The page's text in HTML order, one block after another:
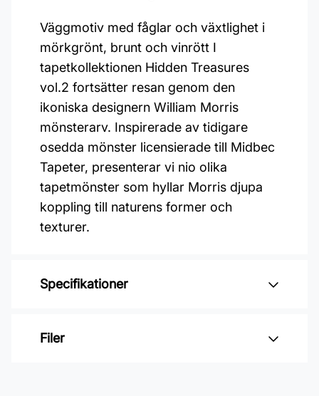
Väggmotiv med fåglar och växtlighet i
mörkgrönt, brunt och vinrött I
tapetkollektionen Hidden Treasures
vol.2 fortsätter resan genom den
ikoniska designern William Morris
mönsterarv. Inspirerade av tidigare
osedda mönster licensierade till Midbec
Tapeter, presenterar vi nio olika
tapetmönster som hyllar Morris djupa
koppling till naturens former och
texturer.
Specifikationer
Varumärke: Midbec Tapeter
Filer